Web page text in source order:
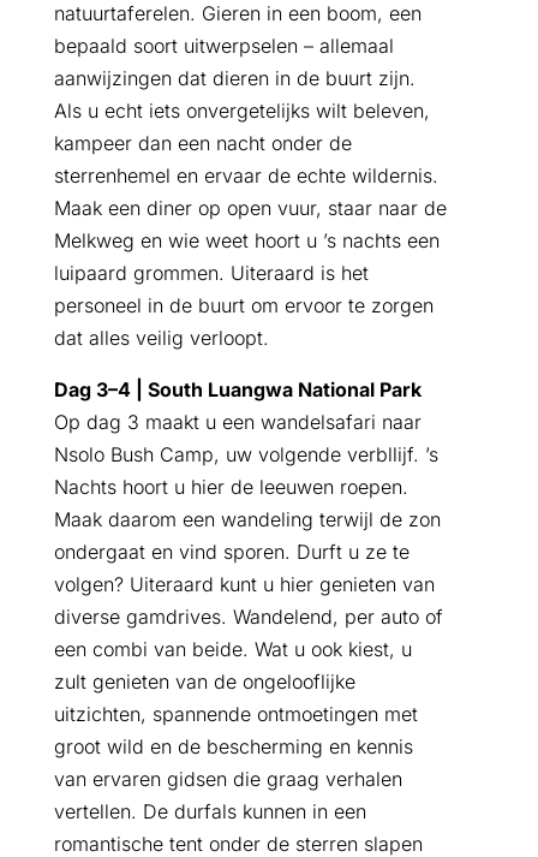
natuurtaferelen. Gieren in een boom, een
bepaald soort uitwerpselen – allemaal
aanwijzingen dat dieren in de buurt zijn.
Als u echt iets onvergetelijks wilt beleven,
kampeer dan een nacht onder de
sterrenhemel en ervaar de echte wildernis.
Maak een diner op open vuur, staar naar de
Melkweg en wie weet hoort u ’s nachts een
luipaard grommen. Uiteraard is het
personeel in de buurt om ervoor te zorgen
dat alles veilig verloopt.
Dag 3–4 | South Luangwa National Park
Op dag 3 maakt u een wandelsafari naar
Nsolo Bush Camp, uw volgende verbllijf. ’s
Nachts hoort u hier de leeuwen roepen.
Maak daarom een wandeling terwijl de zon
ondergaat en vind sporen. Durft u ze te
volgen? Uiteraard kunt u hier genieten van
diverse gamdrives. Wandelend, per auto of
een combi van beide. Wat u ook kiest, u
zult genieten van de ongelooflijke
uitzichten, spannende ontmoetingen met
groot wild en de bescherming en kennis
van ervaren gidsen die graag verhalen
vertellen. De durfals kunnen in een
romantische tent onder de sterren slapen